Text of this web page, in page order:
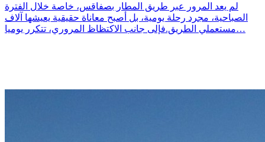
لم يعد المرور عبر طريق المطار بصفاقس، خاصة خلال الفترة
الصباحية، مجرد رحلة يومية، بل أصبح معاناة حقيقية يعيشها آلاف
مستعملي الطريق.فإلى جانب الاكتظاظ المروري، تتكرر يوميا…